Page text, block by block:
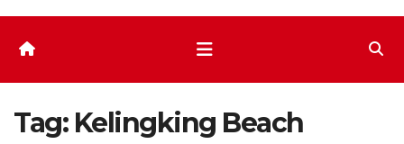
Tag: Kelingking Beach